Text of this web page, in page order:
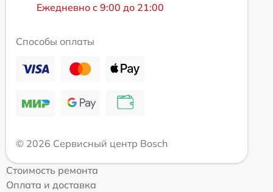
Ежедневно с 9:00 до 21:00
Способы оплаты
© 2026 Сервисный центр Bosch
Стоимость ремонта
Оплата и доставка